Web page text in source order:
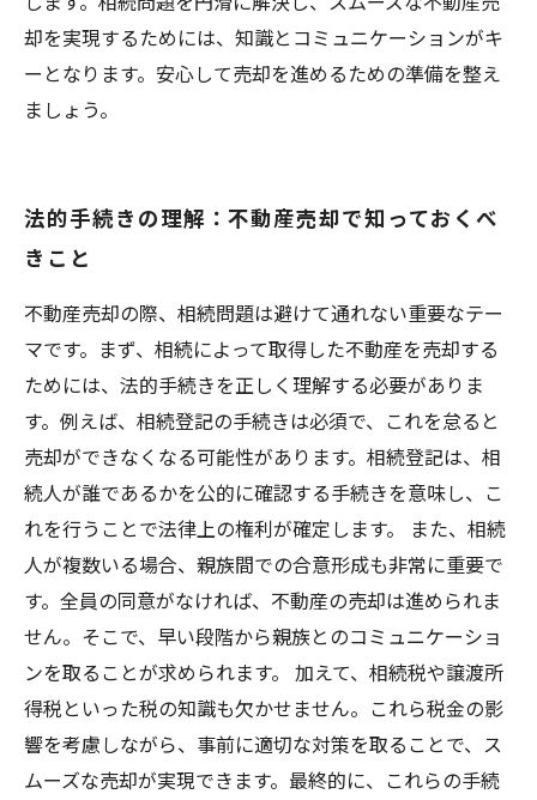
却を実現するためには、知識とコミュニケーションがキ
ーとなります。安心して売却を進めるための準備を整え
ましょう。
法的手続きの理解：不動産売却で知っておくべ
きこと
不動産売却の際、相続問題は避けて通れない重要なテー
マです。まず、相続によって取得した不動産を売却する
ためには、法的手続きを正しく理解する必要がありま
す。例えば、相続登記の手続きは必須で、これを怠ると
売却ができなくなる可能性があります。相続登記は、相
続人が誰であるかを公的に確認する手続きを意味し、こ
れを行うことで法律上の権利が確定します。 また、相続
人が複数いる場合、親族間での合意形成も非常に重要で
す。全員の同意がなければ、不動産の売却は進められま
せん。そこで、早い段階から親族とのコミュニケーショ
ンを取ることが求められます。 加えて、相続税や譲渡所
得税といった税の知識も欠かせません。これら税金の影
響を考慮しながら、事前に適切な対策を取ることで、ス
ムーズな売却が実現できます。最終的に、これらの手続